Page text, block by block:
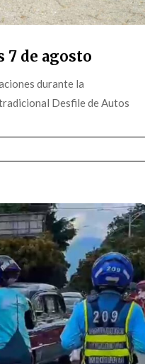
7 de agosto
durante la
Desfile de Autos